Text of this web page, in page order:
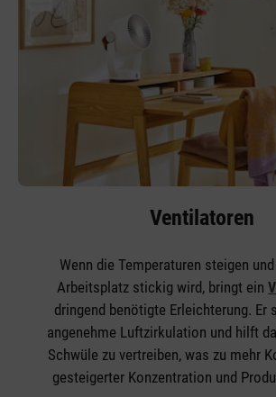
Ventilatoren
Wenn die Temperaturen steigen
Arbeitsplatz stickig wird, bringt ein
dringend benötigte Erleichterung. Er
angenehme Luftzirkulation und hilft
Schwüle zu vertreiben, was zu mehr
gesteigerter Konzentration und